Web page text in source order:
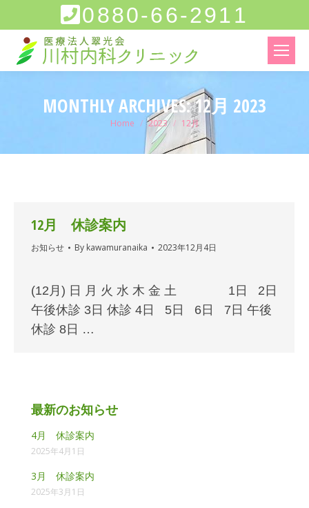
0880-66-2911
MONTHLY ARCHIVES:12月 2023
You are here:
Home 2023 12月
12月 休診案内
お知らせ By kawamuranaika 2023年12月4日
(12月) 日 月 火 水 木 金 土 1日 2日
午後休診 3日 休診 4日 5日 6日 7日 午後
休診 8日 …
最新のお知らせ
4月 休診案内
2025年4月1日
3月 休診案内
2025年3月1日